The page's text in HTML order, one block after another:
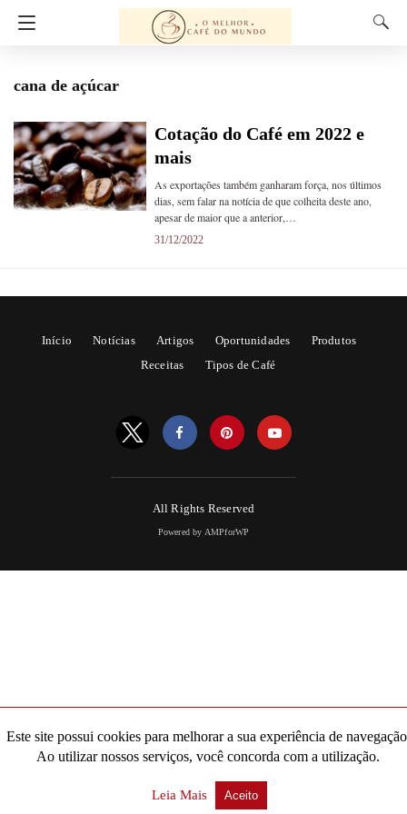
cana de açúcar
Cotação do Café em 2022 e
mais
As exportações também ganharam força, nos últimos
dias, sem falar na notícia de que colheita deste ano,
apesar de maior que a anterior,…
31/12/2022
Início Notícias Artigos Oportunidades
Produtos
Receitas
Tipos de Café
All Rights Reserved
Powered by AMPforWP
Este site possui cookies para melhorar a sua experiência de
Ao utilizar nossos serviços, você concorda com a utilização.
Leia Mais Aceito